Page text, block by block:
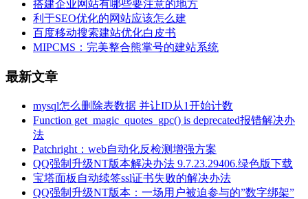
搭建企业网站有哪些要注意的地方
利于SEO优化的网站应该怎么建
百度移动搜索建站优化白皮书
MIPCMS：完美整合熊掌号的建站系统
最新文章
mysql怎么删除表数据 并让ID从1开始计数
Function get_magic_quotes_gpc() is deprecated报错解决办
法
Patchright：web自动化反检测增强方案
QQ强制升级NT版本解决办法 9.7.23.29406.绿色版下载
宝塔面板自动续签ssl证书失败的解决办法
QQ强制升级NT版本：一场用户被迫参与的”数字绑架”